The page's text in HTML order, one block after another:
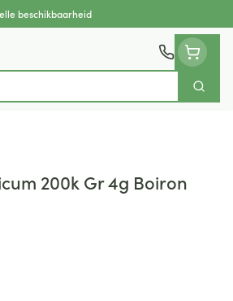
beschikbaarheid
Zoek
200k Gr 4g Boiron